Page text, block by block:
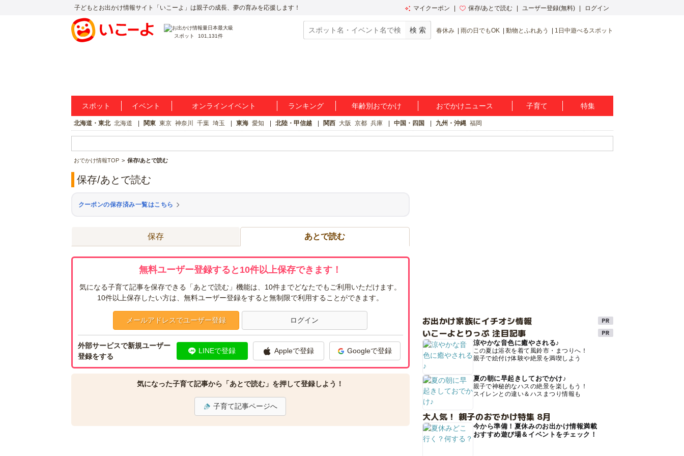
子どもとお出かけ情報サイト「いこーよ」は親子の成長、夢の育みを応援します！ マイクーポン 保存/あとで読む ユーザー登録(無料) ログイン
スポット 101,131件
春休み 雨の日でもOK 動物とふれあう 1日中遊べるスポット
スポット イベント オンラインイベント ランキング 年齢別おでかけ おでかけニュース 子育て 特集
北海道・東北 北海道 関東 東京 神奈川 千葉 埼玉 東海 愛知 北陸・甲信越 関西 大阪 京都 兵庫 中国・四国 九州・沖縄 福岡
おでかけ情報TOP 保存/あとで読む
保存/あとで読む
クーポンの保存済み一覧はこちら
保存 あとで読む
無料ユーザー登録すると10件以上保存できます！
気になる子育て記事を保存できる「あとで読む」機能は、10件までどなたでもご利用いただけます。
10件以上保存したい方は、無料ユーザー登録をすると無制限で利用することができます。
メールアドレスでユーザー登録 ログイン
外部サービスで新規ユーザー
登録をする
LINEで登録 Appleで登録 Googleで登録
気になった子育て記事から「あとで読む」を押して登録しよう！
子育て記事ページへ
お出かけ家族にイチオシ情報
いこーよとりっぷ 注目記事
涼やかな音色に癒やされる♪
この夏は浴衣を着て風鈴市・まつりへ！
親子で絵付け体験や絶景を満喫しよう
夏の朝に早起きしておでかけ♪
親子で神秘的なハスの絶景を楽しもう！
スイレンとの違い＆ハスまつり情報も
大人気！ 親子のおでかけ特集 8月
今から準備！夏休みのお出かけ情報満載
おすすめ遊び場＆イベントをチェック！